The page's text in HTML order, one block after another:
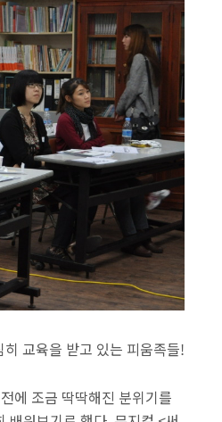
히 교육을 받고 있는 피움족들!
에 조금 딱딱해진 분위기를